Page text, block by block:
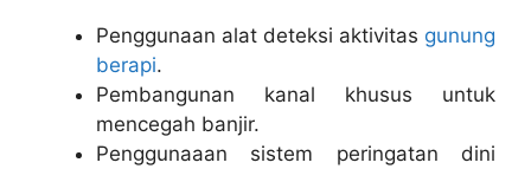
Penggunaan alat deteksi aktivitas gunung
berapi.
Pembangunan kanal khusus untuk
mencegah banjir.
Penggunaaan sistem peringatan dini